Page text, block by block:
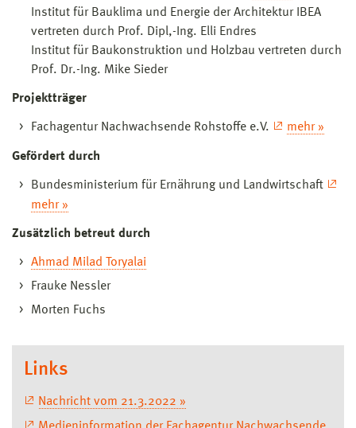
Institut für Bauklima und Energie der Architektur IBEA
vertreten durch Prof. Dipl,-Ing. Elli Endres
Institut für Baukonstruktion und Holzbau vertreten durch
Prof. Dr.-Ing. Mike Sieder
Projektträger
Fachagentur Nachwachsende Rohstoffe e.V. mehr »
Gefördert durch
Bundesministerium für Ernährung und Landwirtschaft
mehr »
Zusätzlich betreut durch
Ahmad Milad Toryalai
Frauke Nessler
Morten Fuchs
Links
Nachricht vom 21.3.2022 »